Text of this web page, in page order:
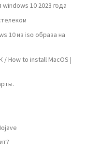
10 2023 года
10 из iso образа на
/ How to install MacOS |